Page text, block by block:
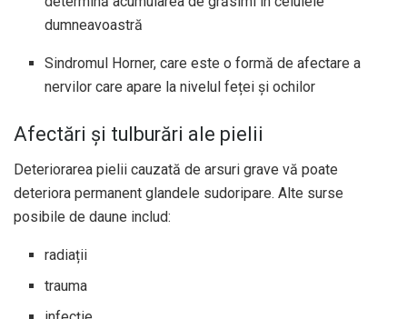
dumneavoastră
Sindromul Horner, care este o formă de afectare a
nervilor care apare la nivelul feței și ochilor
Afectări și tulburări ale pielii
Deteriorarea pielii cauzată de arsuri grave vă poate
deteriora permanent glandele sudoripare. Alte surse
posibile de daune includ:
radiații
trauma